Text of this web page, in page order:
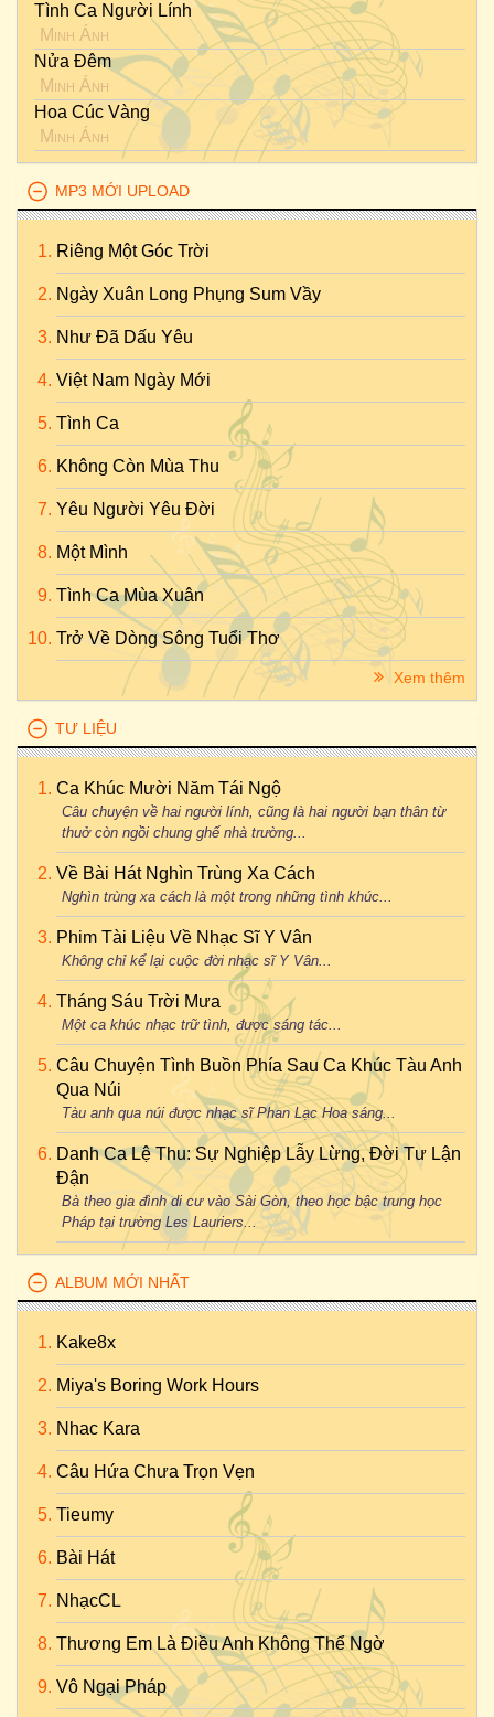
Tình Ca Người Lính
Minh Ánh
Nửa Đêm
Minh Ánh
Hoa Cúc Vàng
Minh Ánh
MP3 MỚI UPLOAD
Riêng Một Góc Trời
Ngày Xuân Long Phụng Sum Vầy
Như Đã Dấu Yêu
Việt Nam Ngày Mới
Tình Ca
Không Còn Mùa Thu
Yêu Người Yêu Đời
Một Mình
Tình Ca Mùa Xuân
Trở Về Dòng Sông Tuổi Thơ
Xem thêm
TƯ LIỆU
Ca Khúc Mười Năm Tái Ngộ
Câu chuyện về hai người lính, cũng là hai người bạn thân từ
thuở còn ngồi chung ghế nhà trường...
Về Bài Hát Nghìn Trùng Xa Cách
Nghìn trùng xa cách là một trong những tình khúc...
Phim Tài Liệu Về Nhạc Sĩ Y Vân
Không chỉ kể lại cuộc đời nhạc sĩ Y Vân...
Tháng Sáu Trời Mưa
Một ca khúc nhạc trữ tình, được sáng tác...
Câu Chuyện Tình Buồn Phía Sau Ca Khúc Tàu Anh
Qua Núi
Tàu anh qua núi được nhạc sĩ Phan Lạc Hoa sáng...
Danh Ca Lệ Thu: Sự Nghiệp Lẫy Lừng, Đời Tư Lận
Đận
Bà theo gia đình di cư vào Sài Gòn, theo học bậc trung học
Pháp tại trường Les Lauriers...
ALBUM MỚI NHẤT
Kake8x
Miya's Boring Work Hours
Nhac Kara
Câu Hứa Chưa Trọn Vẹn
Tieumy
Bài Hát
NhạcCL
Thương Em Là Điều Anh Không Thể Ngờ
Vô Ngại Pháp